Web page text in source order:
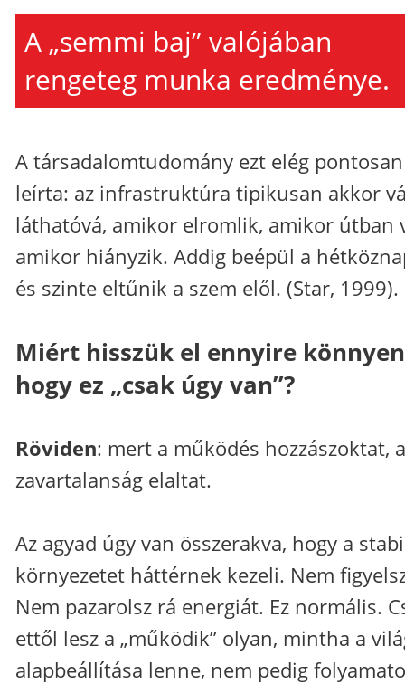
A „semmi baj” valójában
rengeteg munka eredménye.
A társadalomtudomány ezt elég pontosan
leírta: az infrastruktúra tipikusan akkor
láthatóvá, amikor elromlik, amikor útban
amikor hiányzik. Addig beépül a
és szinte eltűnik a szem elől. (Star, 1999).
Miért hisszük el ennyire
hogy ez „csak úgy van”?
Röviden: mert a működés hozzászoktat, a
zavartalanság elaltat.
Az agyad úgy van összerakva, hogy a
környezetet háttérnek kezeli. Nem
Nem pazarolsz rá energiát. Ez normális.
ettől lesz a „működik” olyan, mintha a
alapbeállítása lenne, nem pedig